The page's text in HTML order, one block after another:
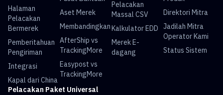
Halaman
Pelacakan
Bermerek
Pemberitahuan
Pengiriman
Integrasi
Kapal dari China
Aset Merek
Membandingkan
AfterShip vs
TrackingMore
Easypost vs
TrackingMore
Pelacakan
Massal CSV
Kalkulator EDD
Merek E-
dagang
Direktori Mitra
Jadilah Mitra
Operator Kami
Status Sistem
Pelacakan Paket Universal